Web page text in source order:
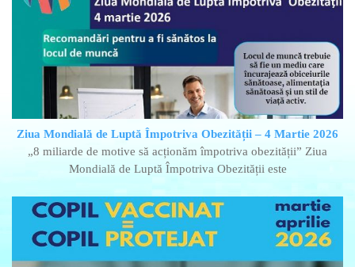
Ziua Mondială de Luptă Împotriva Obezității – 4 Martie 2026
„8 miliarde de motive să acționăm împotriva obezității” Ziua
Mondială de Luptă Împotriva Obezității este